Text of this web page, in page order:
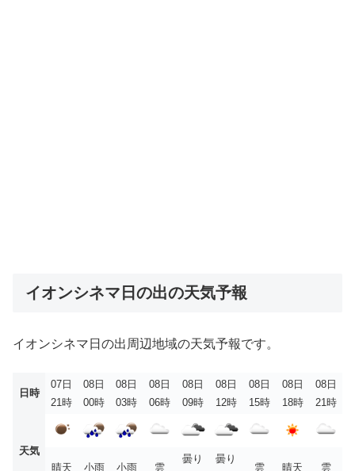
イオンシネマ日の出の天気予報
イオンシネマ日の出周辺地域の天気予報です。
日時
07日
21時
08日
00時
08日
03時
08日
06時
08日
09時
08日
12時
08日
15時
08日
18時
08日
21時
天気
晴天
小雨 小雨 雲
曇り 曇り
雲 晴天 雲